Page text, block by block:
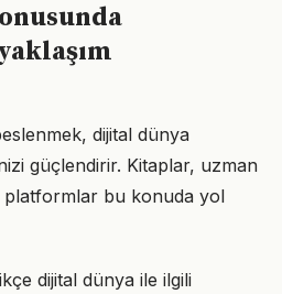
dijital dünya
güçlendirir. Kitaplar, uzman
platformlar bu konuda yol
dijital dünya ile ilgili